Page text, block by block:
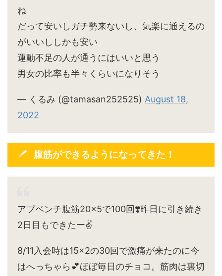
ね
だって安いしガチ勢来ないし、気楽に通えるの
がいいししかも安い
運動不足の人が通うにはいいと思う
男女の比率も半々くらいになりそう
— くるみ (@tamasan252525) August 18,
2022
腹筋ができるようになってきた！
アブベンチ腹筋20×5で100回❣️昨日に引き続き
2日目もできたー✌️
8/11入会時は15×2の30回で激痛が来たのに今
はへっちゃら💕ほぼ毎日のチョコ。筋肉は裏切